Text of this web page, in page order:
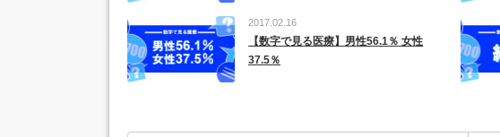
2017.02.16
【数字で見る医療】男性56.1％ 女性
37.5％